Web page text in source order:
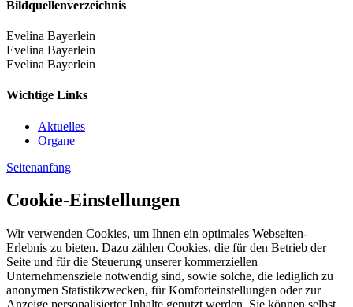
Bildquellenverzeichnis
Evelina Bayerlein
Evelina Bayerlein
Evelina Bayerlein
Wichtige Links
Aktuelles
Organe
Seitenanfang
Cookie-Einstellungen
Wir verwenden Cookies, um Ihnen ein optimales Webseiten-
Erlebnis zu bieten. Dazu zählen Cookies, die für den Betrieb der
Seite und für die Steuerung unserer kommerziellen
Unternehmensziele notwendig sind, sowie solche, die lediglich zu
anonymen Statistikzwecken, für Komforteinstellungen oder zur